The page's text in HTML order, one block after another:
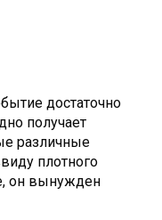
достаточно
получает
различные
плотного
он вынужден